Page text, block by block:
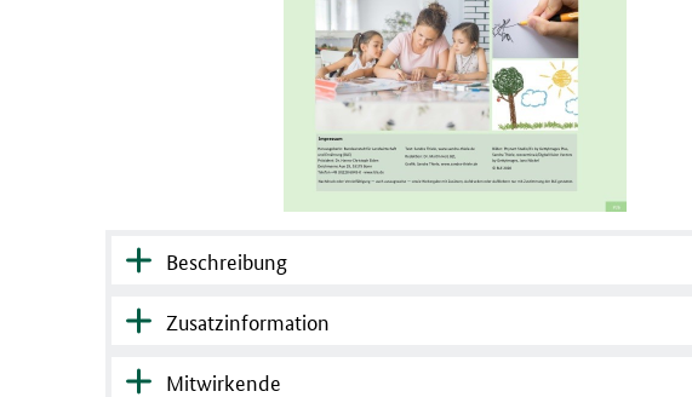
Beschreibung
Zusatzinformation
Mitwirkende